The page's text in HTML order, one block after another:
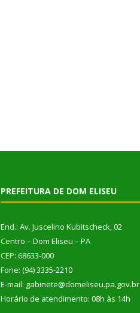
PREFEITURA DE DOM ELISEU
End.: Av. Juscelino Kubitscheck, 02
Centro – Dom Eliseu – PA
CEP: 68633-000
Fone: (94) 3335-2210
E-mail: gabinete@domeliseu.pa.gov.br
Horário de atendimento: 08h às 14h